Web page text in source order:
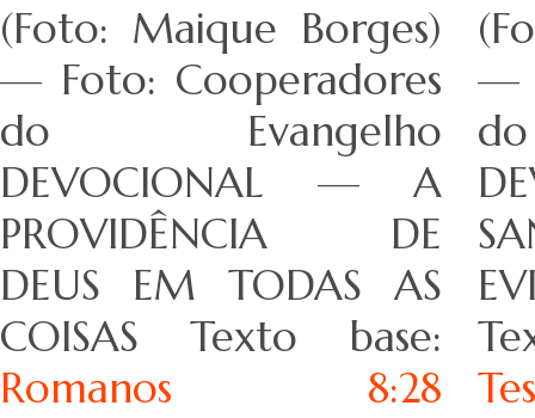
(Foto: Maique Borges)
— Foto: Cooperadores
do Evangelho
DEVOCIONAL — A
PROVIDÊNCIA DE
DEUS EM TODAS AS
COISAS Texto base:
Romanos 8:28
—